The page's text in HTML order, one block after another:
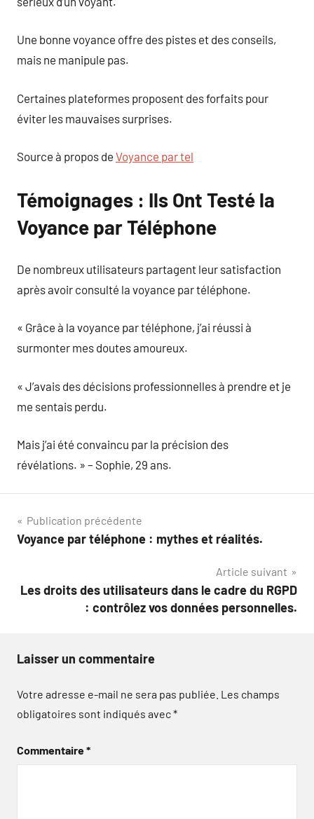
Une bonne voyance offre des pistes et des conseils,
mais ne manipule pas.
Certaines plateformes proposent des forfaits pour
éviter les mauvaises surprises.
Source à propos de Voyance par tel
Témoignages : Ils Ont Testé la
Voyance par Téléphone
De nombreux utilisateurs partagent leur satisfaction
après avoir consulté la voyance par téléphone.
« Grâce à la voyance par téléphone, j’ai réussi à
surmonter mes doutes amoureux.
« J’avais des décisions professionnelles à prendre et je
me sentais perdu.
Mais j’ai été convaincu par la précision des
révélations. » – Sophie, 29 ans.
Navigation
de
Publication précédente
Voyance par téléphone : mythes et réalités.
Article suivant
Les droits des utilisateurs dans le cadre du RGPD
: contrôlez vos données personnelles.
Laisser un commentaire
Votre adresse e-mail ne sera pas publiée. Les champs
obligatoires sont indiqués avec*
Commentaire*